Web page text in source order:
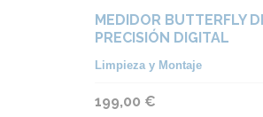
MEDIDOR BUTTERFLY
PRECISIÓN DIGITAL
Limpieza y Montaje
199,00 €